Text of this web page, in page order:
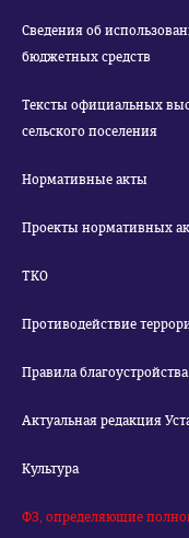
Сведения об
бюджетных средств
Тексты официальных
сельского поселения
Нормативные акты
Проекты нормативных
ТКО
Противодействие
Правила
Актуальная редакция
Культура
ФЗ, определяющие